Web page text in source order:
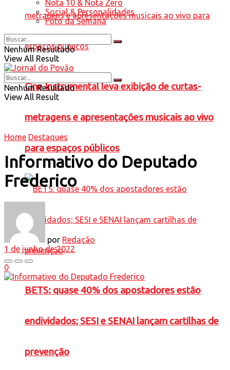
Cine Instrumental leva exibição de curtas-
metragens e apresentações musicais ao vivo
para espaços públicos
BETS: quase 40% dos apostadores estão
endividados; SESI e SENAI lançam cartilhas de
prevenção
Nota 10 & Nota Zero
Social & Personalidades
Foto da Semana
Nenhum Resultado
View All Result
Nenhum Resultado
View All Result
Home Destaques
Informativo do Deputado
Frederico
por Redação
1 de junho de 2022
0